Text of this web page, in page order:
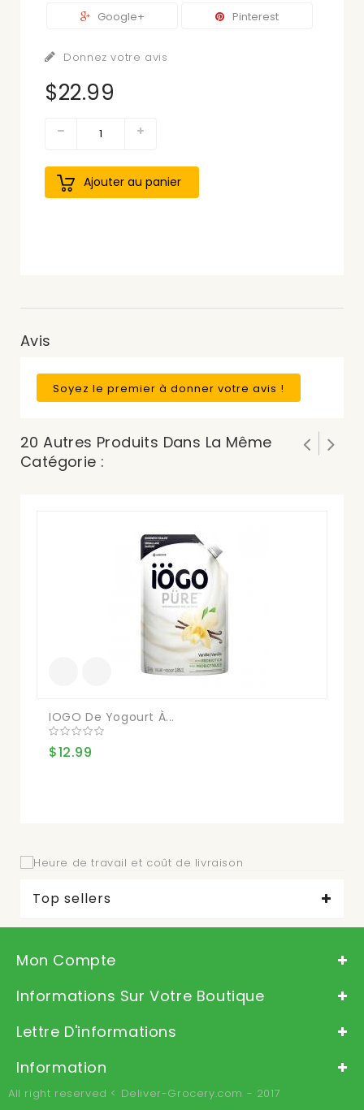
Google+ Pinterest
Donnez votre avis
$22.99
Ajouter au panier
Avis
Soyez le premier à donner votre avis !
20 Autres Produits Dans La Même
Catégorie :
IOGO De Yogourt À...
$12.99
Top sellers
Mon Compte
Informations Sur Votre Boutique
Lettre D'informations
Information
All right reserved < Deliver-Grocery.com - 2017